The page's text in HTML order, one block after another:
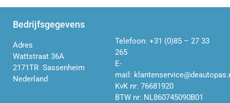
Bedrijfsgegevens
Adres
Wattstraat 36A
2171TR Sassenheim
Nederland
Telefoon: +31 (0)85 – 27 33
265
E-
mail:
KvK nr: 76681920
BTW nr: NL860745090B01